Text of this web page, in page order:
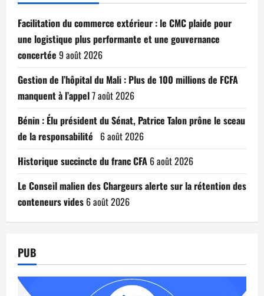
Facilitation du commerce extérieur : le CMC plaide pour
une logistique plus performante et une gouvernance
concertée 9 août 2026
Gestion de l’hôpital du Mali : Plus de 100 millions de FCFA
manquent à l’appel7 août 2026
Bénin : Élu président du Sénat, Patrice Talon prône le sceau
de la responsabilité 6 août 2026
Historique succincte du franc CFA 6 août 2026
Le Conseil malien des Chargeurs alerte sur la rétention des
conteneurs vides 6 août 2026
PUB